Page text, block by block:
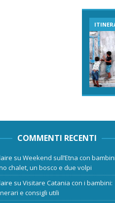
COMMENTI RECENTI
suWeekend sull’Etna con
chalet, un bosco e due volpi
suVisitare Catania con i bambini:
e consigli utili